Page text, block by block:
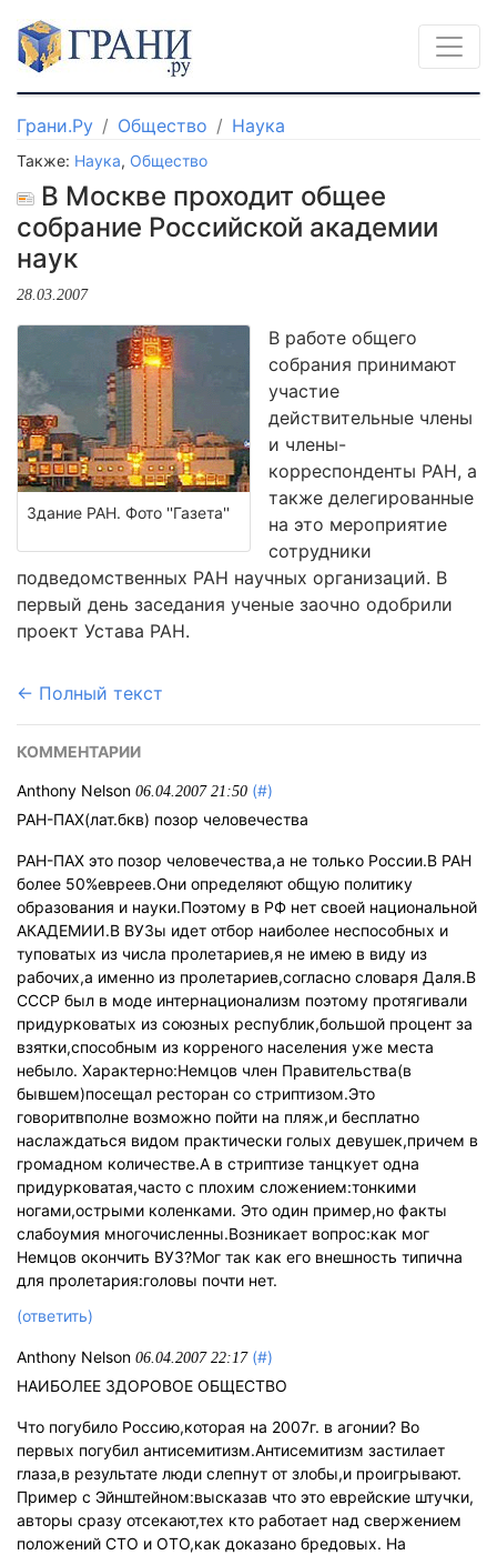
Грани.Ру Общество Наука
Также: Наука, Общество
В Москве проходит общее
собрание Российской академии
наук
28.03.2007
Здание РАН. Фото ''Газета''
В работе общего
собрания принимают
участие
действительные члены
и члены-
корреспонденты РАН, а
также делегированные
на это мероприятие
сотрудники
подведомственных РАН научных организаций. В
первый день заседания ученые заочно одобрили
проект Устава РАН.
← Полный текст
КОММЕНТАРИИ
Anthony Nelson 06.04.2007 21:50 (#)
РАН-ПАХ(лат.бкв) позор человечества
РАН-ПАХ это позор человечества,а не только России.В РАН
более 50%евреев.Они определяют общую политику
образования и науки.Поэтому в РФ нет своей национальной
АКАДЕМИИ.В ВУЗы идет отбор наиболее неспособных и
туповатых из числа пролетариев,я не имею в виду из
рабочих,а именно из пролетариев,согласно словаря Даля.В
СССР был в моде интернационализм поэтому протягивали
придурковатых из союзных республик,большой процент за
взятки,способным из корреного населения уже места
небыло. Характерно:Немцов член Правительства(в
бывшем)посещал ресторан со стриптизом.Это
говоритвполне возможно пойти на пляж,и бесплатно
наслаждаться видом практически голых девушек,причем в
громадном количестве.А в стриптизе танцкует одна
придурковатая,часто с плохим сложением:тонкими
ногами,острыми коленками. Это один пример,но факты
слабоумия многочисленны.Возникает вопрос:как мог
Немцов окончить ВУЗ?Мог так как его внешность типична
для пролетария:головы почти нет.
(ответить)
Anthony Nelson 06.04.2007 22:17 (#)
НАИБОЛЕЕ ЗДОРОВОЕ ОБЩЕСТВО
Что погубило Россию,которая на 2007г. в агонии? Во
первых погубил антисемитизм.Антисемитизм застилает
глаза,в результате люди слепнут от злобы,и проигрывают.
Пример с Эйнштейном:высказав что это еврейские штучки,
авторы сразу отсекают,тех кто работает над свержением
положений СТО и ОТО,как доказано бредовых. На